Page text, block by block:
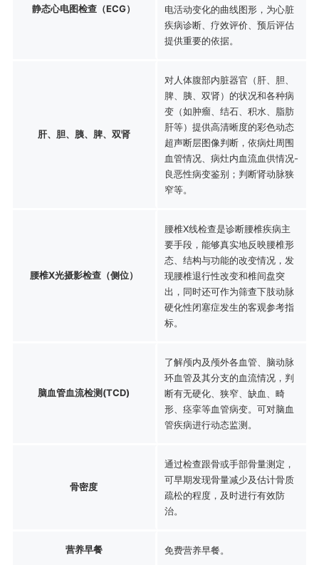
静态心电图检查（ECG）
电活动变化的曲线图形，为心脏
疾病诊断、疗效评价、预后评估
提供重要的依据。
肝、胆、胰、脾、双肾
对人体腹部内脏器官（肝、胆、
脾、胰、双肾）的状况和各种病
变（如肿瘤、结石、积水、脂肪
肝等）提供高清晰度的彩色动态
超声断层图像判断，依病灶周围
血管情况、病灶内血流血供情况-
良恶性病变鉴别；判断肾动脉狭
窄等。
腰椎X光摄影检查（侧位）
腰椎X线检查是诊断腰椎疾病主
要手段，能够真实地反映腰椎形
态、结构与功能的改变情况，发
现腰椎退行性改变和椎间盘突
出，同时还可作为筛查下肢动脉
硬化性闭塞症发生的客观参考指
标。
脑血管血流检测(TCD)
了解颅内及颅外各血管、脑动脉
环血管及其分支的血流情况，判
断有无硬化、狭窄、缺血、畸
形、痉挛等血管病变。可对脑血
管疾病进行动态监测。
骨密度
通过检查跟骨或手部骨量测定，
可早期发现骨量减少及估计骨质
疏松的程度，及时进行有效防
治。
营养早餐 免费营养早餐。